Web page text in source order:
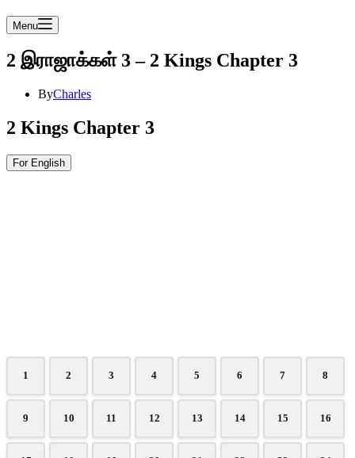
Menu
2 இராஜாக்கள் 3 – 2 Kings Chapter 3
ByCharles
2 Kings Chapter 3
For English
1 2 3 4 5 6 7 8
9 10 11 12 13 14 15 16